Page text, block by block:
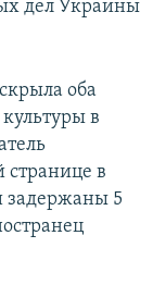
дел Украины
оба
в
странице в
задержаны 5